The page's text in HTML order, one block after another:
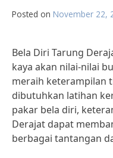
Posted on November 22,
Bela Diri Tarung
kaya akan nilai-nilai
meraih keterampilan
dibutuhkan latihan
pakar bela diri,
Derajat dapat
berbagai tantangan